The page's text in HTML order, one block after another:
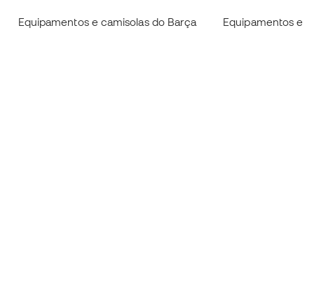
Equipamentos e camisolas do Barça Equipamentos e